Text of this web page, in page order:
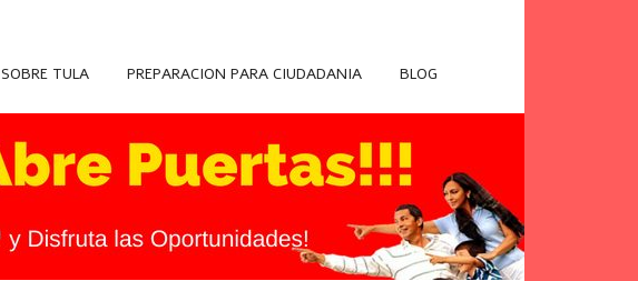
SOBRE TULA PREPARACION PARA CIUDADANIA BLOG